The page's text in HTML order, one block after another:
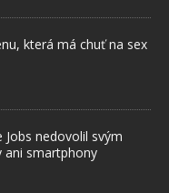
která má chuť na sex
nedovolil svým
ani smartphony